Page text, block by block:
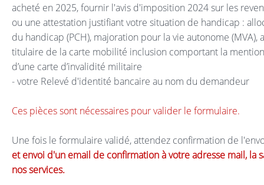
acheté en 2025, fournir l'avis d'imposition 2024 sur les
ou une attestation justifiant votre situation de handicap :
du handicap (PCH), majoration pour la vie autonome (MVA),
titulaire de la carte mobilité inclusion comportant la
d’une carte d’invalidité militaire
- votre Relevé d'identité bancaire au nom du demandeur
Ces pièces sont nécessaires pour valider le formulaire.
Une fois le formulaire validé, attendez confirmation de
et envoi d'un email de confirmation à votre adresse mail,
nos services.